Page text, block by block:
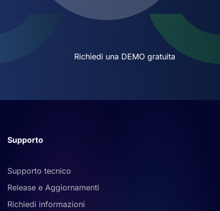
Richiedi una DEMO gratuita
Supporto
Supporto tecnico
Release e Aggiornamenti
Richiedi informazioni